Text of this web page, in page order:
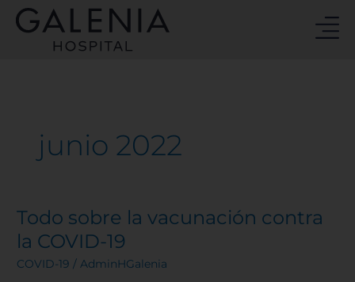
contenido
junio 2022
Todo sobre la vacunación contra
la COVID-19
COVID-19 /AdminHGalenia
Todo
sobre
la
vacunación